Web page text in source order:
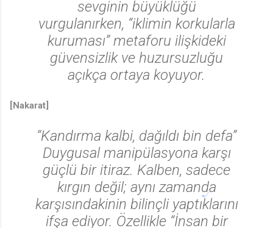
sevginin büyüklüğü
vurgulanırken, “iklimin korkularla
kuruması” metaforu ilişkideki
güvensizlik ve huzursuzluğu
açıkça ortaya koyuyor.
[Nakarat]
“Kandırma kalbi, dağıldı bin defa”
Duygusal manipülasyona karşı
güçlü bir itiraz. Kalben, sadece
kırgın değil; aynı zamanda
karşısındakinin bilinçli yaptıklarını
ifşa ediyor. Özellikle “İnsan bir